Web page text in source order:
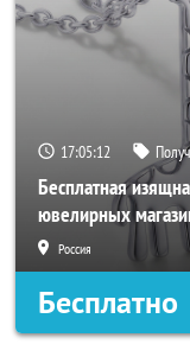
17:05:10
Бесплатная
ювелирных
Россия
Бесплатно